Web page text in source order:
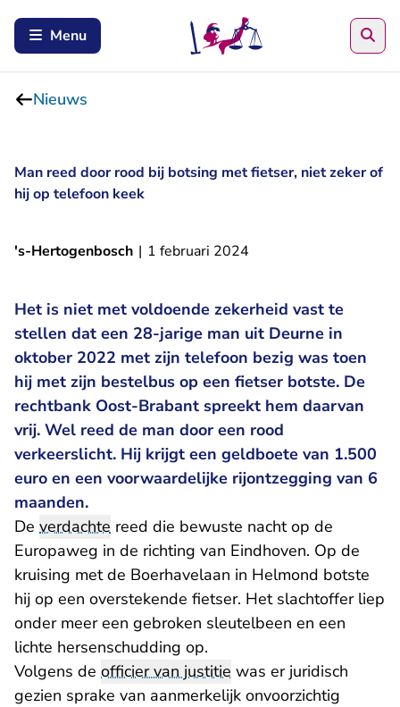
Menu
Nieuws
Man reed door rood bij botsing met fietser, niet zeker of
hij op telefoon keek
's-Hertogenbosch | 1 februari 2024
Het is niet met voldoende zekerheid vast te
stellen dat een 28-jarige man uit Deurne in
oktober 2022 met zijn telefoon bezig was toen
hij met zijn bestelbus op een fietser botste. De
rechtbank Oost-Brabant spreekt hem daarvan
vrij. Wel reed de man door een rood
verkeerslicht. Hij krijgt een geldboete van 1.500
euro en een voorwaardelijke rijontzegging van 6
maanden.
De verdachte reed die bewuste nacht op de
Europaweg in de richting van Eindhoven. Op de
kruising met de Boerhavelaan in Helmond botste
hij op een overstekende fietser. Het slachtoffer liep
onder meer een gebroken sleutelbeen en een
lichte hersenschudding op.
Volgens de officier van justitie was er juridisch
gezien sprake van aanmerkelijk onvoorzichtig